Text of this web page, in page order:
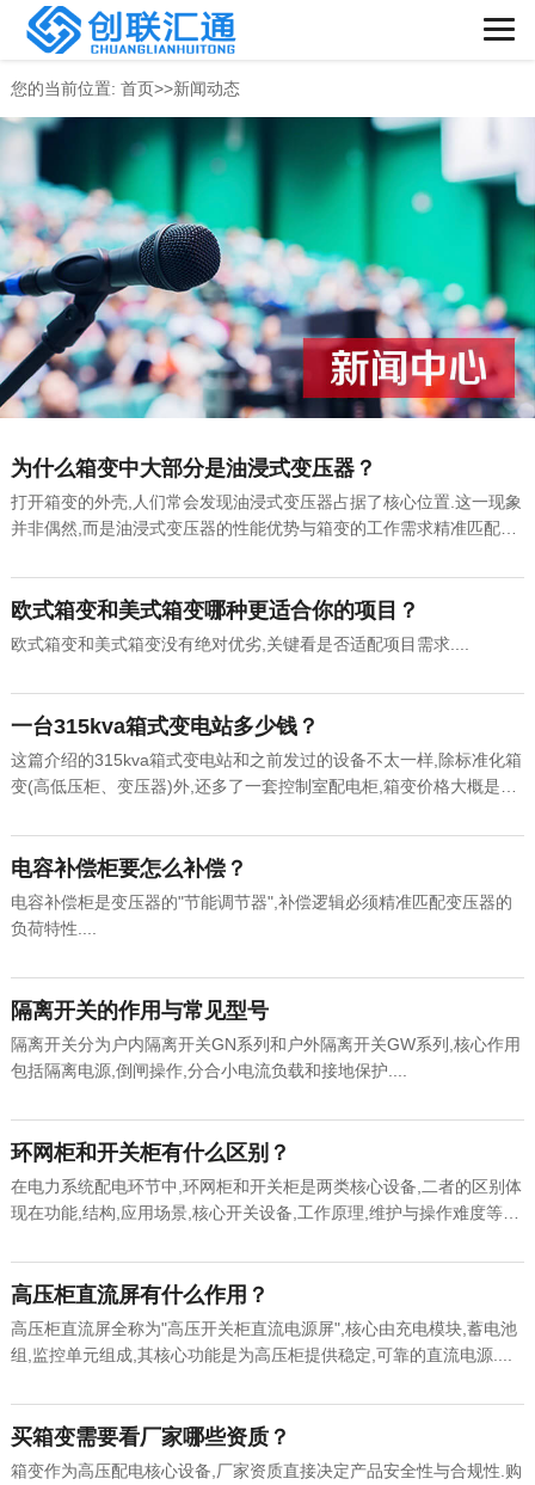
您的当前位置: 首页>>新闻动态
为什么箱变中大部分是油浸式变压器？
打开箱变的外壳,人们常会发现油浸式变压器占据了核心位置.这一现象
并非偶然,而是油浸式变压器的性能优势与箱变的工作需求精准匹配的
欧式箱变和美式箱变哪种更适合你的项目？
欧式箱变和美式箱变没有绝对优劣,关键看是否适配项目需求....
一台315kva箱式变电站多少钱？
这篇介绍的315kva箱式变电站和之前发过的设备不太一样,除标准化箱
变(高低压柜、变压器)外,还多了一套控制室配电柜,箱变价格大概是5
电容补偿柜要怎么补偿？
电容补偿柜是变压器的"节能调节器",补偿逻辑必须精准匹配变压器的
负荷特性....
隔离开关的作用与常见型号
隔离开关分为户内隔离开关GN系列和户外隔离开关GW系列,核心作用
包括隔离电源,倒闸操作,分合小电流负载和接地保护....
环网柜和开关柜有什么区别？
在电力系统配电环节中,环网柜和开关柜是两类核心设备,二者的区别体
现在功能,结构,应用场景,核心开关设备,工作原理,维护与操作难度等方
高压柜直流屏有什么作用？
高压柜直流屏全称为"高压开关柜直流电源屏",核心由充电模块,蓄电池
组,监控单元组成,其核心功能是为高压柜提供稳定,可靠的直流电源....
买箱变需要看厂家哪些资质？
箱变作为高压配电核心设备,厂家资质直接决定产品安全性与合规性.购